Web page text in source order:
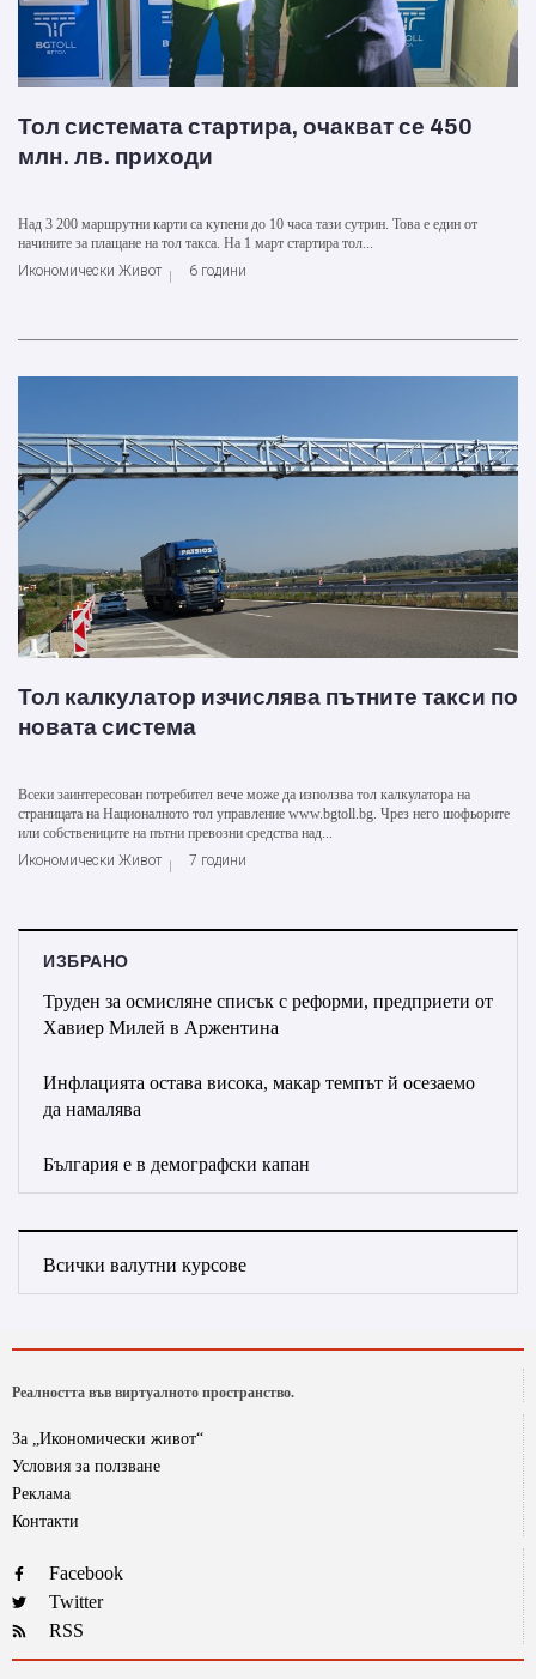
Тол системата стартира, очакват се 450
млн. лв. приходи
Над 3 200 маршрутни карти са купени до 10 часа тази сутрин. Това е един от
начините за плащане на тол такса. На 1 март стартира тол...
Икономически Живот
6 години
Тол калкулатор изчислява пътните такси по
новата система
Всеки заинтересован потребител вече може да използва тол калкулатора на
страницата на Националното тол управление www.bgtoll.bg. Чрез него шофьорите
или собствениците на пътни превозни средства над...
Икономически Живот
7 години
ИЗБРАНО
Труден за осмисляне списък с реформи, предприети от
Хавиер Милей в Аржентина
Инфлацията остава висока, макар темпът й осезаемо
да намалява
България е в демографски капан
Всички валутни курсове
Реалността във виртуалното пространство.
За „Икономически живот“
Условия за ползване
Реклама
Контакти
Facebook
Twitter
RSS